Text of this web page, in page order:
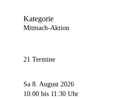
Kategorie
Mitmach-Aktion
21 Termine
Sa 8. August 2026
10:00 bis 11:30 Uhr